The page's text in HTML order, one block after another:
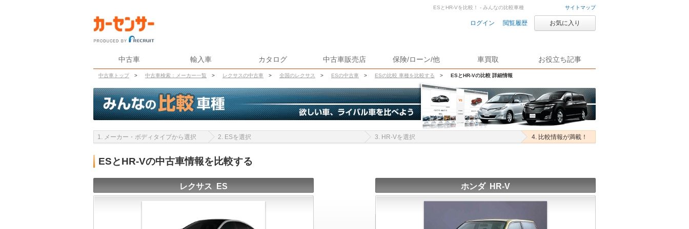
サイトマップ
ログイン 閲覧履歴 お気に入り
中古車 輸入車 カタログ 中古車販売店 保険/ローン/他 車買取 お役立ち記事
中古車トップ > 中古車検索：メーカー一覧 > レクサスの中古車 > 全国のレクサス > ESの中古車 > ESの比較 車種を比較する > ESとHR-Vの比較 詳細情報
ESとHR-Vを比較！ - みんなの比較車種
1. メーカー・ボディタイプから選択 2. ESを選択 3. HR-Vを選択 4. 比較情報が満載！
ESとHR-Vの中古車情報を比較する
レクサス ES ホンダ HR-V